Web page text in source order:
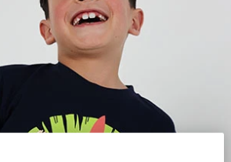
Commencer la